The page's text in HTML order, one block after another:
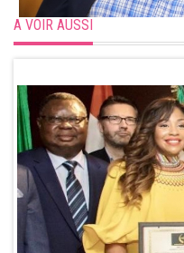
A VOIR AUSSI